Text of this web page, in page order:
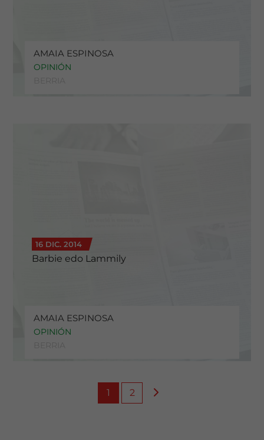
AMAIA ESPINOSA
OPINIÓN
16 DIC. 2014
Barbie edo Lammily
AMAIA ESPINOSA
OPINIÓN
1 2